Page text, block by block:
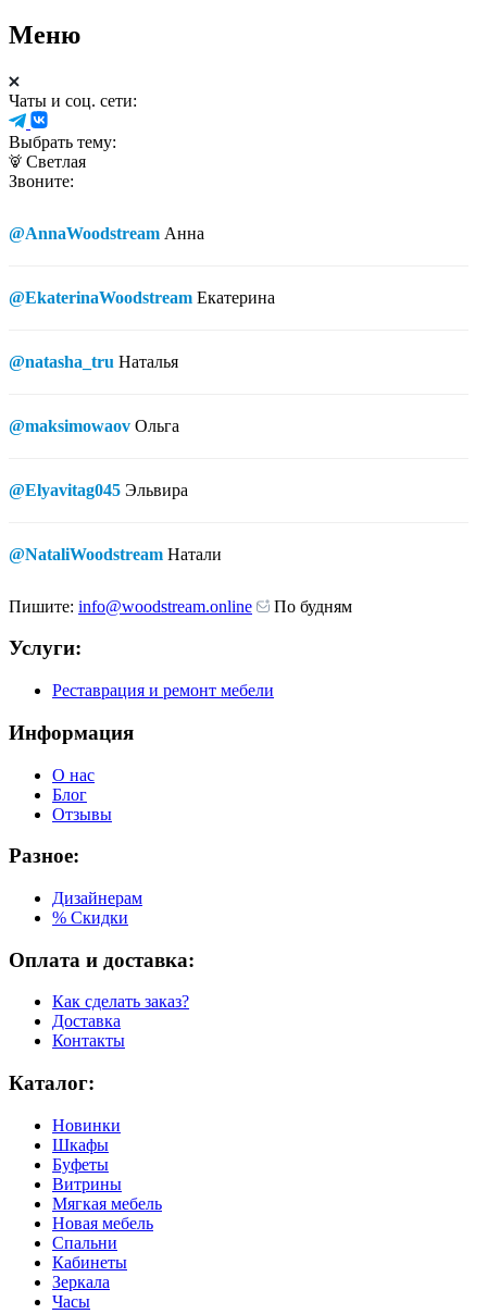
Меню
Чаты и соц. сети:
Выбрать тему:
Светлая
Звоните:
@AnnaWoodstream Анна
@EkaterinaWoodstream Екатерина
@natasha_tru Наталья
@maksimowaov Ольга
@Elyavitag045 Эльвира
@NataliWoodstream Натали
Пишите: info@woodstream.online По будням
Услуги:
Реставрация и ремонт мебели
Информация
О нас
Блог
Отзывы
Разное:
Дизайнерам
% Скидки
Оплата и доставка:
Как сделать заказ?
Доставка
Контакты
Каталог:
Новинки
Шкафы
Буфеты
Витрины
Мягкая мебель
Новая мебель
Спальни
Кабинеты
Зеркала
Часы